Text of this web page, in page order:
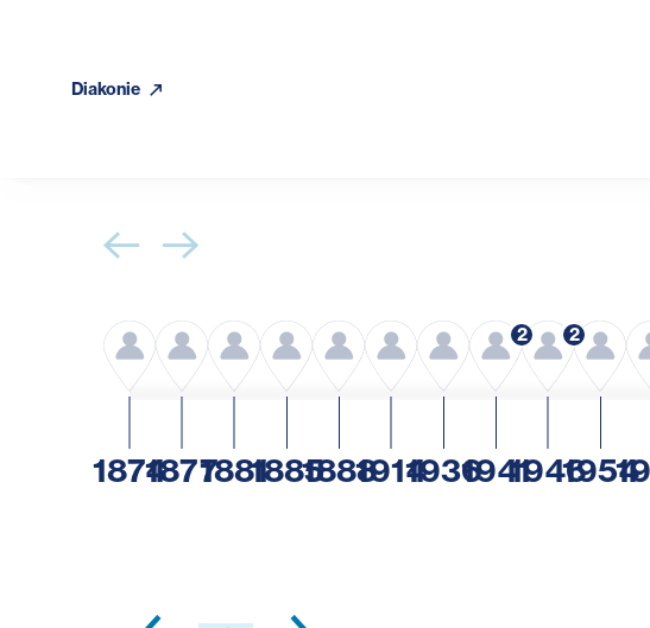
Diakonie
18741877188118851888191419361941
2
1946
2
1954